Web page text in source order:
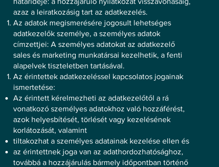
azaz a leiratkozásig tart az adatkezelés.
Az adatok megismerésére jogosult lehetséges
adatkezelők személye, a személyes adatok
címzettjei: A személyes adatokat az adatkezelő
sales és marketing munkatársai kezelhetik, a fenti
alapelvek tiszteletben tartásával.
Az érintettek adatkezeléssel kapcsolatos jogainak
ismertetése:
Az érintett kérelmezheti az adatkezelőtől a rá
vonatkozó személyes adatokhoz való hozzáférést,
azok helyesbítését, törlését vagy kezelésének
korlátozását, valamint
tiltakozhat a személyes adatainak kezelése ellen és
az érintettnek joga van az adathordozhatósághoz,
továbbá a hozzájárulás bármely időpontban történő